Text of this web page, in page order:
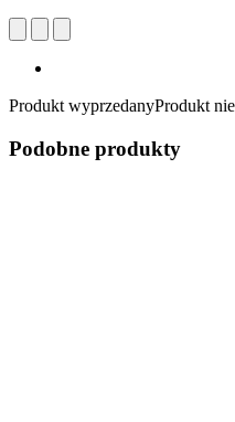
Produkt wyprzedanyProdukt
Podobne produkty